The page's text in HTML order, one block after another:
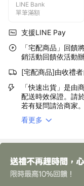
LINE Bank
單筆滿額
支援LINE Pay
「宅配商品」回饋
銷活動回饋依活動
[宅配商品]由收禮者
「快速出貨」是由
配送時效保證。請
若有疑問請洽商家。
看更多